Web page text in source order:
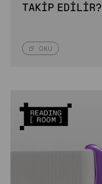
TAKIP EDILIR?
OKU